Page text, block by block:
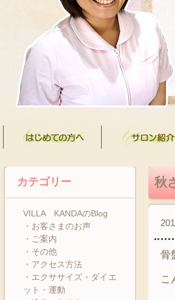
カテゴリー
VILLA KANDAのBlog
・お客さまのお声
・ご案内
・その他
・アクセス方法
・エクササイズ・ダイエ
ット・運動
秋
骨
こ